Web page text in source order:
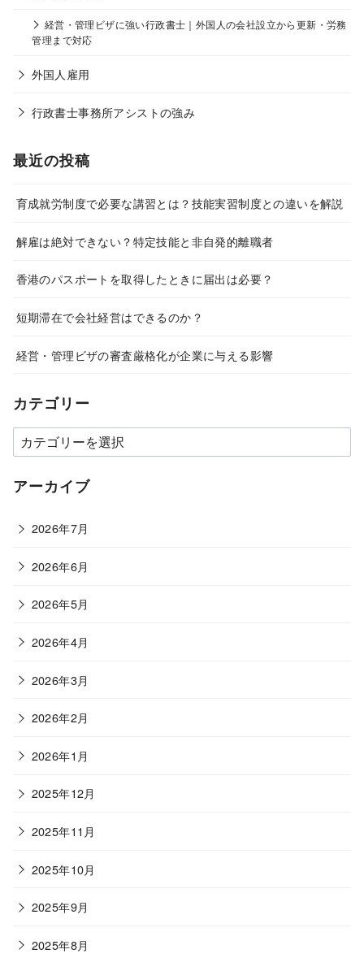
経営・管理ビザに強い行政書士｜外国人の会社設立から更新・労務
管理まで対応
外国人雇用
行政書士事務所アシストの強み
最近の投稿
育成就労制度で必要な講習とは？技能実習制度との違いを解説
解雇は絶対できない？特定技能と非自発的離職者
香港のパスポートを取得したときに届出は必要？
短期滞在で会社経営はできるのか？
経営・管理ビザの審査厳格化が企業に与える影響
カテゴリー
カ
テ
ゴ
ー
アーカイブ
2026年7月
2026年6月
2026年5月
2026年4月
2026年3月
2026年2月
2026年1月
2025年12月
2025年11月
2025年10月
2025年9月
2025年8月